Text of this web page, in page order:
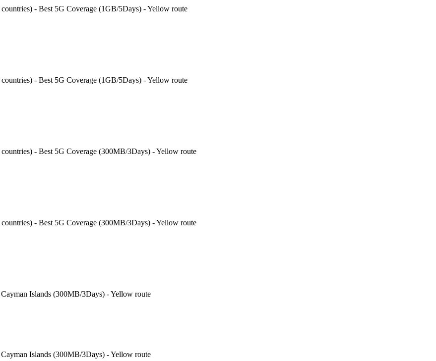
- Best 5G Coverage (1GB/5Days) - Yellow route
- Best 5G Coverage (1GB/5Days) - Yellow route
- Best 5G Coverage (300MB/3Days) - Yellow route
- Best 5G Coverage (300MB/3Days) - Yellow route
Cayman Islands (300MB/3Days) - Yellow route
Cayman Islands (300MB/3Days) - Yellow route